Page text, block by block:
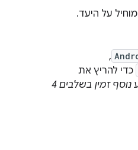
,‏
כדי להריץ את
מידע נוסף זמין בשלבים 4